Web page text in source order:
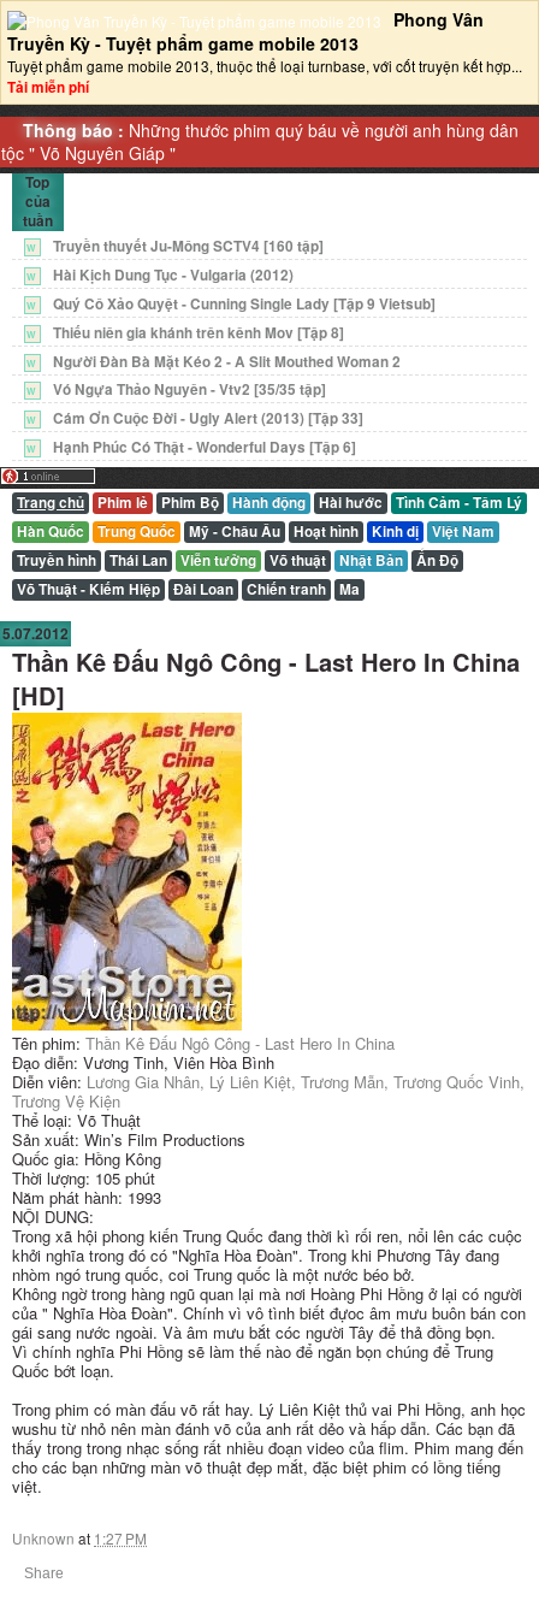
Phong Vân
Truyền Kỳ - Tuyệt phẩm game mobile 2013‎
Tuyệt phẩm game mobile 2013, thuộc thể loại turnbase, với cốt truyện kết hợp...
Tải miễn phí
Thông báo : Những thước phim quý báu về người anh hùng dân
tộc "Võ Nguyên Giáp "
Top
của
tuần
W Truyền thuyết Ju-Mông SCTV4 [160 tập]
W Hài Kịch Dung Tục - Vulgaria (2012)
W Quý Cô Xảo Quyệt - Cunning Single Lady [Tập 9 Vietsub]
W Thiếu niên gia khánh trên kênh Mov [Tập 8]
W Người Đàn Bà Mặt Kéo 2 - A Slit Mouthed Woman 2
W Vó Ngựa Thảo Nguyên - Vtv2 [35/35 tập]
W Cám Ơn Cuộc Đời - Ugly Alert (2013) [Tập 33]
W Hạnh Phúc Có Thật - Wonderful Days [Tập 6]
Trang chủ Phim lẻ Phim Bộ Hành động Hài hước
Tình Cảm - Tâm Lý
Hàn Quốc
Trung Quốc Mỹ - Châu Âu Hoạt hình Kinh dị
Việt Nam
Truyền hình
Thái Lan Viễn tưởng Võ thuật Nhật Bản
Ấn Độ
Võ Thuật - Kiếm Hiệp
Đài Loan Chiến tranh Ma
5.07.2012
Thần Kê Đấu Ngô Công - Last Hero In China
[HD]
Tên phim: Thần Kê Đấu Ngô Công - Last Hero In China
Đạo diễn: Vương Tinh, Viên Hòa Bình
Diễn viên: Lương Gia Nhân, Lý Liên Kiệt, Trương Mẫn, Trương Quốc Vinh,
Trương Vệ Kiện
Thể loại: Võ Thuật
Sản xuất: Win’s Film Productions
Quốc gia: Hồng Kông
Thời lượng: 105 phút
Năm phát hành: 1993
NỘI DUNG:
Trong xã hội phong kiến Trung Quốc đang thời kì rối ren, nổi lên các cuộc
khởi nghĩa trong đó có "Nghĩa Hòa Đoàn". Trong khi Phương Tây đang
nhòm ngó trung quốc, coi Trung quốc là một nước béo bở.
Không ngờ trong hàng ngũ quan lại mà nơi Hoàng Phi Hồng ở lại có người
của " Nghĩa Hòa Đoàn". Chính vì vô tình biết đựoc âm mưu buôn bán con
gái sang nước ngoài. Và âm mưu bắt cóc người Tây để thả đồng bọn.
Vì chính nghĩa Phi Hồng sẽ làm thế nào để ngăn bọn chúng để Trung
Quốc bớt loạn.
Trong phim có màn đấu võ rất hay. Lý Liên Kiệt thủ vai Phi Hồng, anh học
wushu từ nhỏ nên màn đánh võ của anh rất dẻo và hấp dẫn. Các bạn đã
thấy trong trong nhạc sống rất nhiều đoạn video của flim. Phim mang đến
cho các bạn những màn võ thuật đẹp mắt, đặc biệt phim có lồng tiếng
việt.
Unknown at 1:27 PM
Share